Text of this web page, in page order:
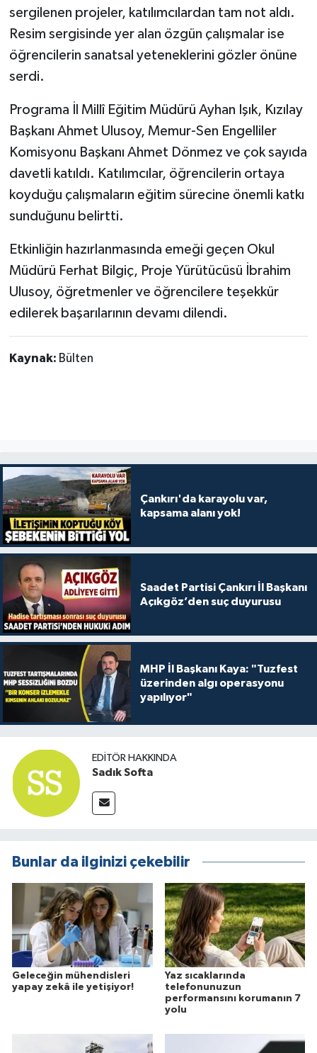
sergilenen projeler, katılımcılardan tam not aldı.
Resim sergisinde yer alan özgün çalışmalar ise
öğrencilerin sanatsal yeteneklerini gözler önüne
serdi.
Programa İl Millî Eğitim Müdürü Ayhan Işık, Kızılay
Başkanı Ahmet Ulusoy, Memur-Sen Engelliler
Komisyonu Başkanı Ahmet Dönmez ve çok sayıda
davetli katıldı. Katılımcılar, öğrencilerin ortaya
koyduğu çalışmaların eğitim sürecine önemli katkı
sunduğunu belirtti.
Etkinliğin hazırlanmasında emeği geçen Okul
Müdürü Ferhat Bilgiç, Proje Yürütücüsü İbrahim
Ulusoy, öğretmenler ve öğrencilere teşekkür
edilerek başarılarının devamı dilendi.
Kaynak: Bülten
Çankırı'da karayolu var,
kapsama alanı yok!
Saadet Partisi Çankırı İl Başkanı
Açıkgöz’den suç duyurusu
MHP İl Başkanı Kaya: "Tuzfest
üzerinden algı operasyonu
yapılıyor"
EDITÖR HAKKINDA
Sadık Softa
Bunlar da ilginizi çekebilir
Geleceğin mühendisleri
yapay zekâ ile yetişiyor!
Yaz sıcaklarında
telefonunuzun
performansını korumanın 7
yolu